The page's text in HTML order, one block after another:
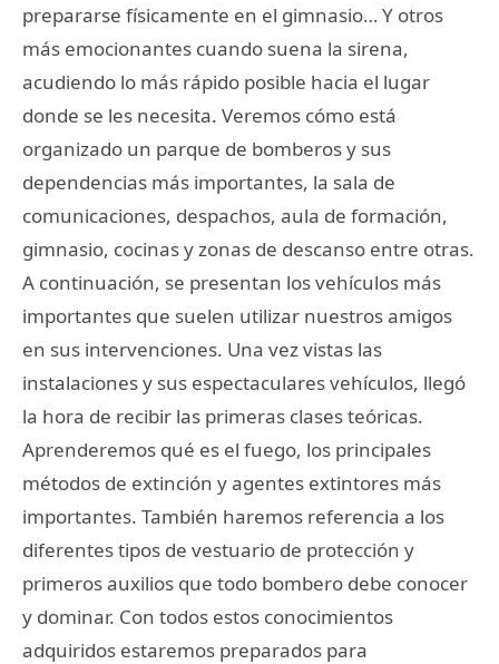
prepararse físicamente en el gimnasio… Y otros
más emocionantes cuando suena la sirena,
acudiendo lo más rápido posible hacia el lugar
donde se les necesita. Veremos cómo está
organizado un parque de bomberos y sus
dependencias más importantes, la sala de
comunicaciones, despachos, aula de formación,
gimnasio, cocinas y zonas de descanso entre otras.
A continuación, se presentan los vehículos más
importantes que suelen utilizar nuestros amigos
en sus intervenciones. Una vez vistas las
instalaciones y sus espectaculares vehículos, llegó
la hora de recibir las primeras clases teóricas.
Aprenderemos qué es el fuego, los principales
métodos de extinción y agentes extintores más
importantes. También haremos referencia a los
diferentes tipos de vestuario de protección y
primeros auxilios que todo bombero debe conocer
y dominar. Con todos estos conocimientos
adquiridos estaremos preparados para